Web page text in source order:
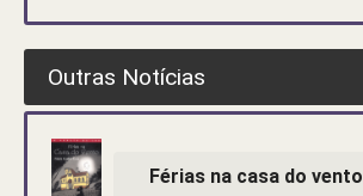
Outras Notícias
Férias na casa do vento